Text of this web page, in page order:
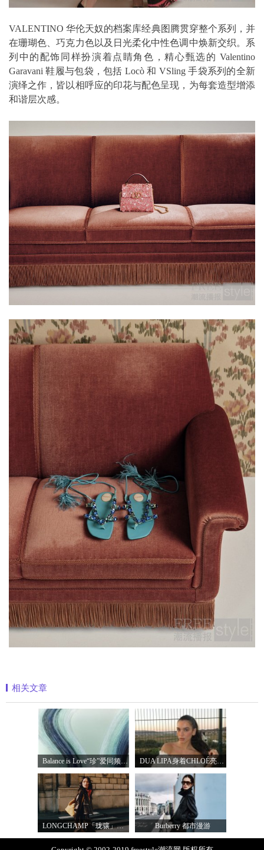
VALENTINO 华伦天奴的档案库经典图腾贯穿整个系列，并
在珊瑚色、巧克力色以及日光柔化中性色调中焕新交织。系
列中的配饰同样扮演着点睛角色，精心甄选的 Valentino
Garavani 鞋履与包袋，包括 Locò 和 VSling 手袋系列的全新
演绎之作，皆以相呼应的印花与配色呈现，为每套造型增添
和谐层次感。
相关文章
Balance is Love“珍”爱同频 耀启七夕 TASA DUA LIPA身着CHLOÉ亮相 2026 SUNNY HILL 音乐节
LONGCHAMP「珑骧」全新LE CADENCE 系列 奏响法 Burberry 都市漫游